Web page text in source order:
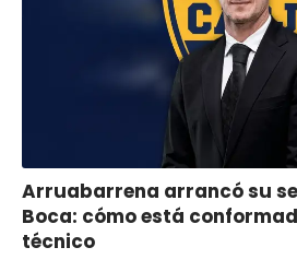
Arruabarrena arrancó su
Boca: cómo está
técnico